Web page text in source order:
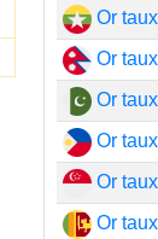
Or
Or
Or
Or
Or
Or